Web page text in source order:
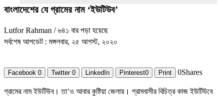
বাংলাদেশের যে গ্রামের নাম ‘ইউটিউব’
Lutfor Rahman / ৬৪১ বার পড়া হয়েছে
সর্বশেষ আপডেট : মঙ্গলবার, ২৫ আগস্ট, ২০২০
Facebook 0 Twitter 0 LinkedIn Pinterest0 Print 0Shares
গ্রামের নাম ইউটিউব। তা’ও আবার কুষ্টিয়া জেলায়। গ্রামবাসীর বিচিত্র কাজ ইউটিউবে